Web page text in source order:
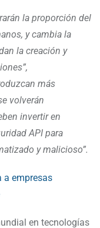
la proporción del
y cambia la
la creación y
más
volverán
invertir en
API para
y malicioso”.
a empresas
en tecnologías